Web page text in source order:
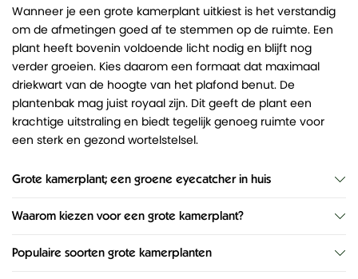
Wanneer je een grote kamerplant uitkiest is het verstandig
om de afmetingen goed af te stemmen op de ruimte. Een
plant heeft bovenin voldoende licht nodig en blijft nog
verder groeien. Kies daarom een formaat dat maximaal
driekwart van de hoogte van het plafond benut. De
plantenbak mag juist royaal zijn. Dit geeft de plant een
krachtige uitstraling en biedt tegelijk genoeg ruimte voor
een sterk en gezond wortelstelsel.
Grote kamerplant; een groene eyecatcher in huis
Waarom kiezen voor een grote kamerplant?
Populaire soorten grote kamerplanten